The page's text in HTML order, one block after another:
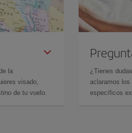
la
visado,
de tu vuelo.
¿Tienes
aclaramos
específicos